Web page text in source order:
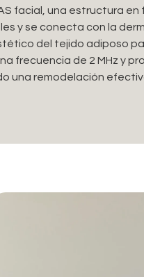
facial, una estructura
y se conecta con la
del tejido adiposo
frecuencia de 2 MHz y
una remodelación